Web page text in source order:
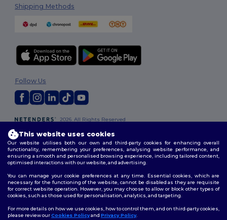
Shipping Methods
2026. All Rights Reserved
Terms & Conditions
Policy|Site Map
Follow Us
This website uses cookies
Our website utilises both our own and third-party cookies for enhancing overall
functionality, remembering your preferences, analysing website performance, and
ensuring a smooth and personalised browsing experience, including tailored content,
optimised interactions with our website, and advertising.
You can manage your cookie preferences at any time. Essential cookies, which are
necessary for the functioning of the website, cannot be disabled as they are requisite
for correct website operation. However, you may choose to allow or block other types of
cookies, such as those used for personalisation, analytics, and targeting.
For more details on how we use cookies, how to control them, and on third-party cookies,
please review ourCookies Policyand Privacy Policy.